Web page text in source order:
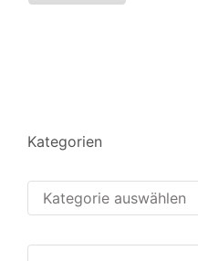
Kategorien
Kategorien